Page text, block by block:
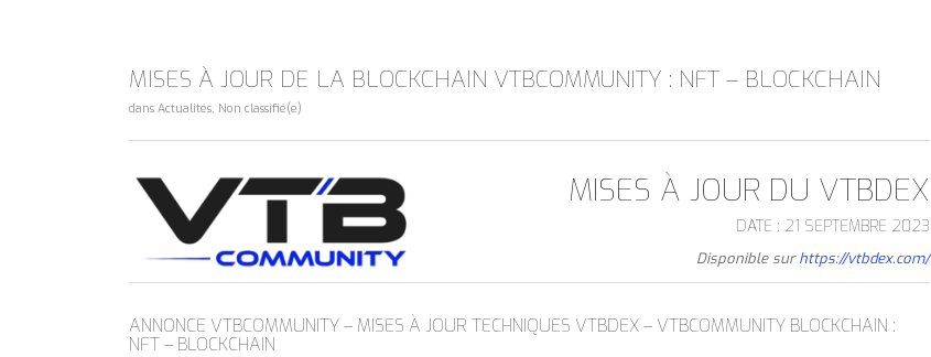
MISES À JOUR DE LA BLOCKCHAIN VTBCOMMUNITY : NFT – BLOCKCHAIN
dans Actualités Non classifié(e)
MISES À JOUR DU VTBDEX
DATE : 21 SEPTEMBRE 2023
Disponible surhttps://vtbdex.com/
ANNONCE VTBCOMMUNITY – MISES À JOUR TECHNIQUES VTBDEX – VTBCOMMUNITY BLOCKCHAIN :
NFT – BLOCKCHAIN